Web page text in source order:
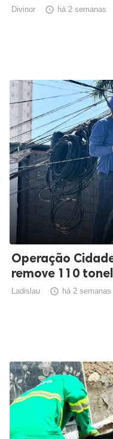
Divinor  há 2 semanas
Operação
remove 110
Ladislau  há 2 semanas